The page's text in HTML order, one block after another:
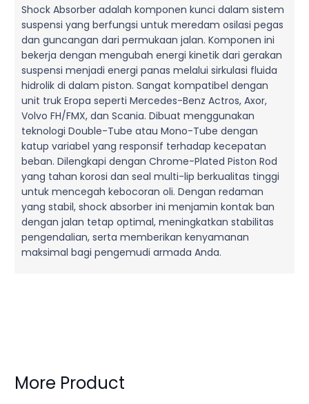
Shock Absorber adalah komponen kunci dalam sistem
suspensi yang berfungsi untuk meredam osilasi pegas
dan guncangan dari permukaan jalan. Komponen ini
bekerja dengan mengubah energi kinetik dari gerakan
suspensi menjadi energi panas melalui sirkulasi fluida
hidrolik di dalam piston. Sangat kompatibel dengan
unit truk Eropa seperti Mercedes-Benz Actros, Axor,
Volvo FH/FMX, dan Scania. Dibuat menggunakan
teknologi Double-Tube atau Mono-Tube dengan
katup variabel yang responsif terhadap kecepatan
beban. Dilengkapi dengan Chrome-Plated Piston Rod
yang tahan korosi dan seal multi-lip berkualitas tinggi
untuk mencegah kebocoran oli. Dengan redaman
yang stabil, shock absorber ini menjamin kontak ban
dengan jalan tetap optimal, meningkatkan stabilitas
pengendalian, serta memberikan kenyamanan
maksimal bagi pengemudi armada Anda.
More Product